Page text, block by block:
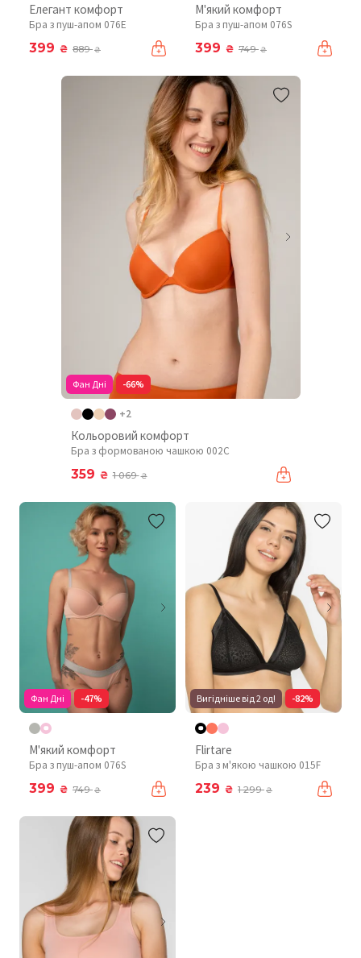
Елегант комфорт
Бра з пуш-апом 076Е
399 ₴ 889₴
М'який комфорт
Бра з пуш-апом 076S
399 ₴ 749₴
Фан Дні -66%
+2
Кольоровий комфорт
Бра з формованою чашкою 002C
359 ₴ 1 069₴
Фан Дні -47%
М'який комфорт
Бра з пуш-апом 076S
399 ₴ 749₴
Вигідніше від 2 од! -82%
Flirtare
Бра з м'якою чашкою 015F
239 ₴ 1 299₴